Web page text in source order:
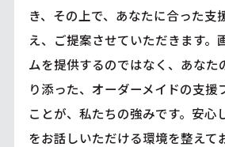
き、その上で、あなたに合った支
え、ご提案させていただきます。
ムを提供するのではなく、あなた
り添った、オーダーメイドの支援
ことが、私たちの強みです。安心
をお話しいただける環境を整えて